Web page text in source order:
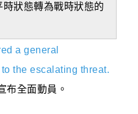
狀態轉為戰時狀態的
a general
the escalating threat.
布全面動員。